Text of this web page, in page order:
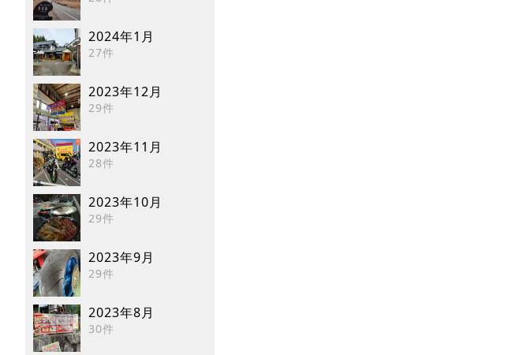
2024年1月
27件
2023年12月
29件
2023年11月
28件
2023年10月
29件
2023年9月
29件
2023年8月
30件